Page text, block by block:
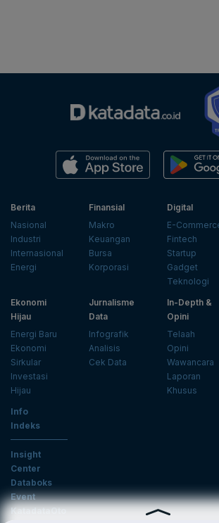
Berita
Nasional
Industri
Internasional
Energi
Finansial
Makro
Keuangan
Bursa
Korporasi
Digital
E-
Fintech
Startup
Gadget
Teknologi
Ekonomi
Hijau
Energi Baru
Ekonomi
Sirkular
Investasi
Hijau
Jurnalisme
Data
Infografik
Analisis
Cek Data
In-Depth &
Opini
Telaah
Opini
Wawancara
Laporan
Khusus
Info
Indeks
Insight
Center
Databoks
Event
KatadataOto